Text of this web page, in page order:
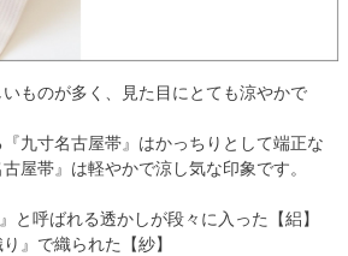
ものが多く、見た目にとても涼やかで
九寸名古屋帯』はかっちりとして端正な
屋帯』は軽やかで涼し気な印象です。
と呼ばれる透かしが段々に入った【絽】
』で織られた【紗】